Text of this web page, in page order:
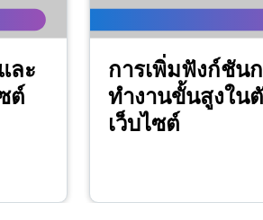
ละ
ต์
การเพิ่มฟังก์ชัน
ทำงานขั้นสูงใน
เว็บไซต์